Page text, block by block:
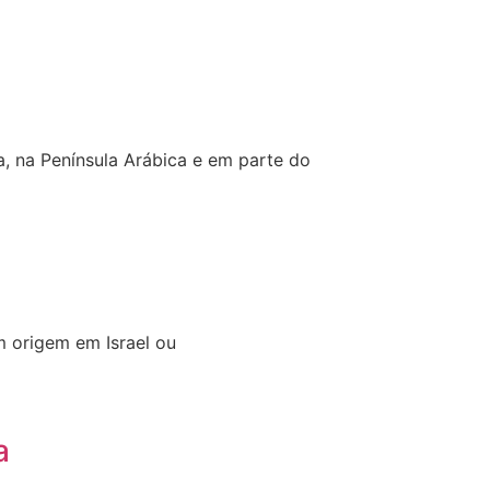
na Península Arábica e em parte do
origem em Israel ou